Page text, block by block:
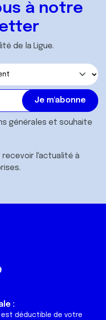
à notre
de la Ligue.
générales et souhaite
recevoir l'actualité à
:
est déductible de votre